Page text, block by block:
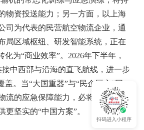
扫码进入小程序
物资投送能力；另一方面，以上海
司为代表的民营航空物流企业，通
局区域枢纽、研发智能系统，正在
化为“商业效率”。2026年下半年，
中西部与沿海的直飞航线，进一步
盖。当“大国重器”与“民企匠心”同
流的应急保障能力，必将为全球供
更坚实的“中国方案”。